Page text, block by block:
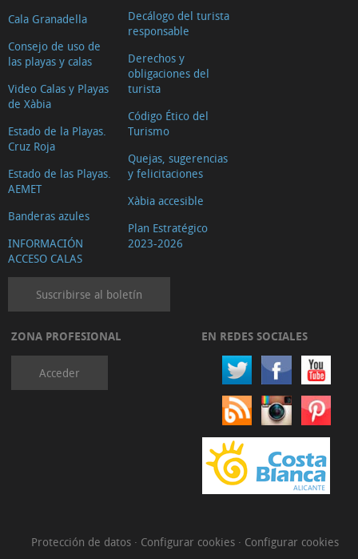
Cala Granadella
Consejo de uso de
las playas y calas
Video Calas y Playas
de Xàbia
Estado de la Playas.
Cruz Roja
Estado de las Playas.
AEMET
Banderas azules
INFORMACIÓN
ACCESO CALAS
Decálogo del turista
responsable
Derechos y
obligaciones del
turista
Código Ético del
Turismo
Quejas, sugerencias
y felicitaciones
Xàbia accesible
Plan Estratégico
2023-2026
Suscribirse al boletín
ZONA PROFESIONAL
Acceder
EN REDES SOCIALES
Protección de datos · Configurar cookies · Configurar cookies